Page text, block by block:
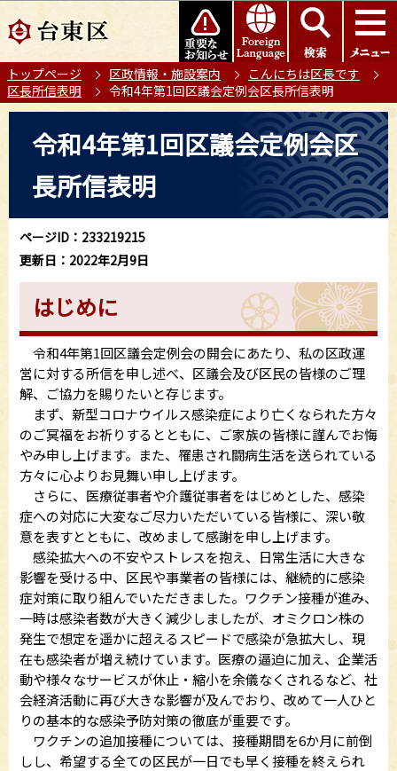
の
ー
ジ
このページの本文へ移動
トップページ 区政情報・施設案内
こんにちは区長です
区長所信表明
令和4年第1回区議会定例会区長所信表明
ら
令和4年第1回区議会定例会区
長所信表明
ページID：233219215
更新日：2022年2月9日
はじめに
令和4年第1回区議会定例会の開会にあたり、私の区政運
営に対する所信を申し述べ、区議会及び区民の皆様のご理
解、ご協力を賜りたいと存じます。
まず、新型コロナウイルス感染症により亡くなられた方々
のご冥福をお祈りするとともに、ご家族の皆様に謹んでお悔
やみ申し上げます。また、罹患され闘病生活を送られている
方々に心よりお見舞い申し上げます。
さらに、医療従事者や介護従事者をはじめとした、感染
症への対応に大変なご尽力いただいている皆様に、深い敬
意を表すとともに、改めまして感謝を申し上げます。
感染拡大への不安やストレスを抱え、日常生活に大きな
影響を受ける中、区民や事業者の皆様には、継続的に感染
症対策に取り組んでいただきました。ワクチン接種が進み、
一時は感染者数が大きく減少しましたが、オミクロン株の
発生で想定を遥かに超えるスピードで感染が急拡大し、現
在も感染者が増え続けています。医療の逼迫に加え、企業活
動や様々なサービスが休止・縮小を余儀なくされるなど、社
会経済活動に再び大きな影響が及んでおり、改めて一人ひと
りの基本的な感染予防対策の徹底が重要です。
ワクチンの追加接種については、接種期間を6か月に前倒
しし、希望する全ての区民が一日でも早く接種を終えられ